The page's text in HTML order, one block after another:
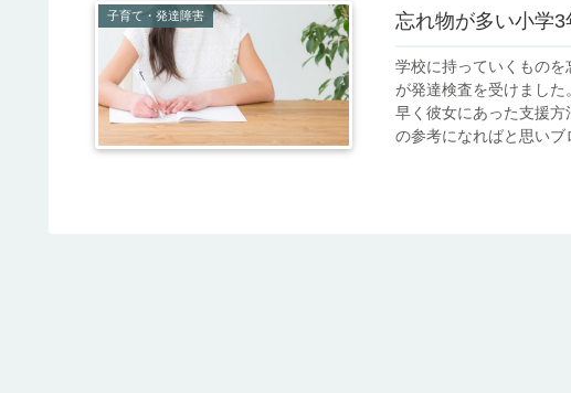
子育て・発達障害 忘れ物が多い小学
学校に持っていくもの
が発達検査を受けまし
早く彼女にあった支援
の参考になればと思いブ